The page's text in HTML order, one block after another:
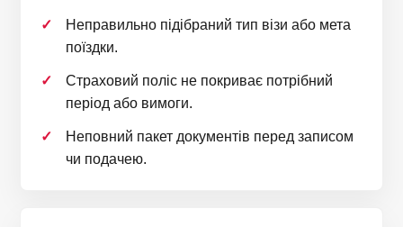
Неправильно підібраний тип візи або мета
поїздки.
Страховий поліс не покриває потрібний
період або вимоги.
Неповний пакет документів перед записом
чи подачею.